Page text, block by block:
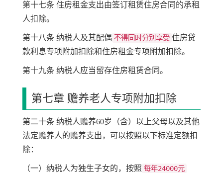
第十七条 住房租金支出由签订租赁住房合同的承租
人扣除。
第十八条 纳税人及其配偶 不得同时分别享受 住房贷
款利息专项附加扣除和住房租金专项附加扣除。
第十九条 纳税人应当留存住房租赁合同。
第七章 赡养老人专项附加扣除
第二十条 纳税人赡养60岁（含）以上父母以及其他
法定赡养人的赡养支出，可以按照以下标准定额扣
除：
（一）纳税人为独生子女的，按照 每年24000元